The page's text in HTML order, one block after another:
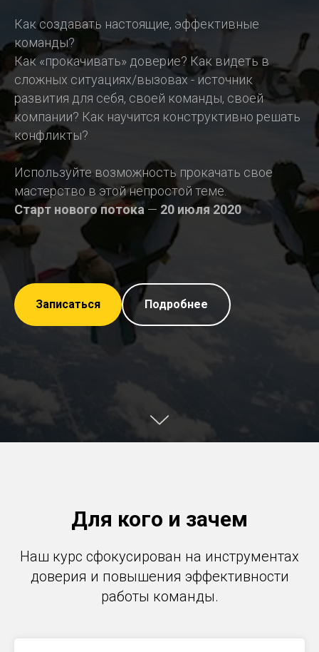
Как создавать настоящие, эффективные
команды?
Как «прокачивать» доверие? Как видеть в
сложных ситуациях/вызовах - источник
развития для себя, своей команды, своей
компании? Как научится конструктивно решать
конфликты?
Используйте возможность прокачать свое
мастерство в этой непростой теме.
Старт нового потока — 20 июля 2020
Записаться Подробнее
Для кого и зачем
Наш курс сфокусирован на инструментах
доверия и повышения эффективности
работы команды.